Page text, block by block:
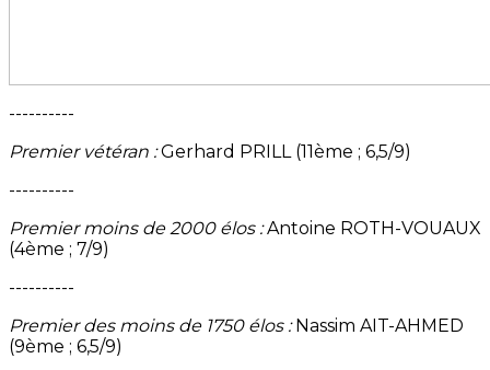
----------
Premier vétéran :Gerhard PRILL (11ème ; 6,5/9)
----------
Premier moins de 2000 élos :Antoine ROTH-VOUAUX
(4ème ; 7/9)
----------
Premier des moins de 1750 élos :Nassim AIT-AHMED
(9ème ; 6,5/9)